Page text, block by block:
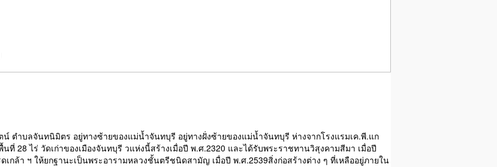
ตำบลจันทนิมิตร อยู่ทางซ้ายของแม่น้ำจันทบุรี อยู่ทางฝั่งซ้ายของแม่น้ำจันทบุรี ห่างจากโรงแรมเค.พี.แก
ที่ 28 ไร่ วัดเก่าของเมืองจันทบุรี วแห่งนี้สร้างเมื่อปี พ.ศ.2320 และได้รับพระราชทานวิสุงคามสีมา เมื่อปี
เกล้า ฯ ให้ยกฐานะเป็นพระอารามหลวงชั้นตรีชนิดสามัญ เมื่อปี พ.ศ.2539สิ่งก่อสร้างต่าง ๆ ที่เหลืออยู่ภายใน